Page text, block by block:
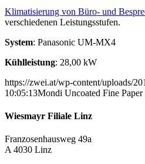
Klimatisierung von Büro- und
verschiedenen Leistungsstufen.
System: Panasonic UM-MX4
Kühlleistung: 28,00 kW
https://zwei.at/wp-content/uploads/
10:05:13Mondi Uncoated Fine Paper
Wiesmayr Filiale Linz
Franzosenhausweg 49a
A 4030 Linz